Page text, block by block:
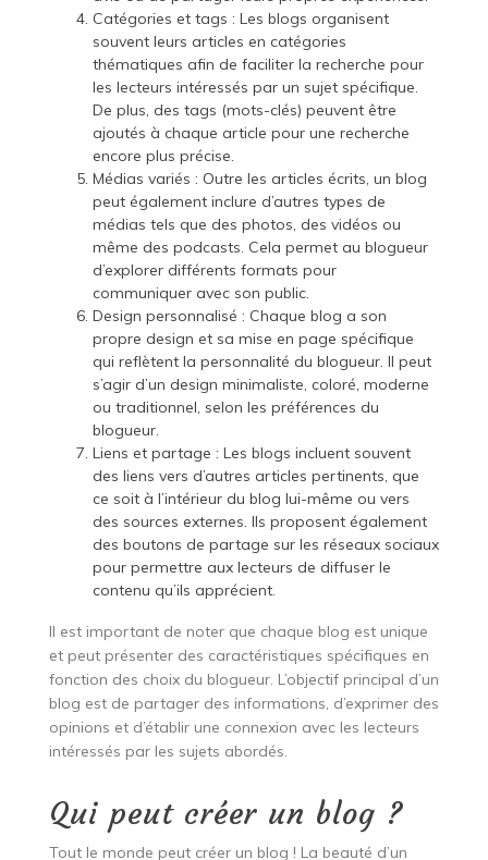
Catégories et tags : Les blogs organisent
souvent leurs articles en catégories
thématiques afin de faciliter la recherche pour
les lecteurs intéressés par un sujet spécifique.
De plus, des tags (mots-clés) peuvent être
ajoutés à chaque article pour une recherche
encore plus précise.
Médias variés : Outre les articles écrits, un blog
peut également inclure d’autres types de
médias tels que des photos, des vidéos ou
même des podcasts. Cela permet au blogueur
d’explorer différents formats pour
communiquer avec son public.
Design personnalisé : Chaque blog a son
propre design et sa mise en page spécifique
qui reflètent la personnalité du blogueur. Il peut
s’agir d’un design minimaliste, coloré, moderne
ou traditionnel, selon les préférences du
blogueur.
Liens et partage : Les blogs incluent souvent
des liens vers d’autres articles pertinents, que
ce soit à l’intérieur du blog lui-même ou vers
des sources externes. Ils proposent également
des boutons de partage sur les réseaux sociaux
pour permettre aux lecteurs de diffuser le
contenu qu’ils apprécient.
Il est important de noter que chaque blog est unique
et peut présenter des caractéristiques spécifiques en
fonction des choix du blogueur. L’objectif principal d’un
blog est de partager des informations, d’exprimer des
opinions et d’établir une connexion avec les lecteurs
intéressés par les sujets abordés.
Qui peut créer un blog ?
Tout le monde peut créer un blog ! La beauté d’un